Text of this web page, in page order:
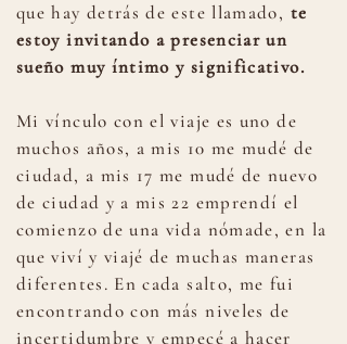
que hay detrás de este llamado, te
estoy invitando a presenciar un
sueño muy íntimo y significativo.
Mi vínculo con el viaje es uno de
muchos años, a mis 10 me mudé de
ciudad, a mis 17 me mudé de nuevo
de ciudad y a mis 22 emprendí el
comienzo de una vida nómade, en la
que viví y viajé de muchas maneras
diferentes. En cada salto, me fui
encontrando con más niveles de
incertidumbre y empecé a hacer